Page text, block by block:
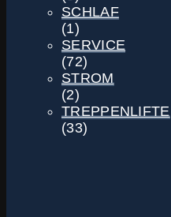
SCHLAF
(1)
SERVICE
(72)
STROM
(2)
TREPPENLIFTE
(33)